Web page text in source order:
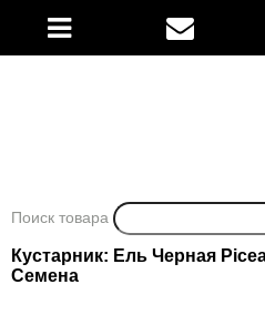
Поиск товара
Кустарник: Ель Черная
Семена